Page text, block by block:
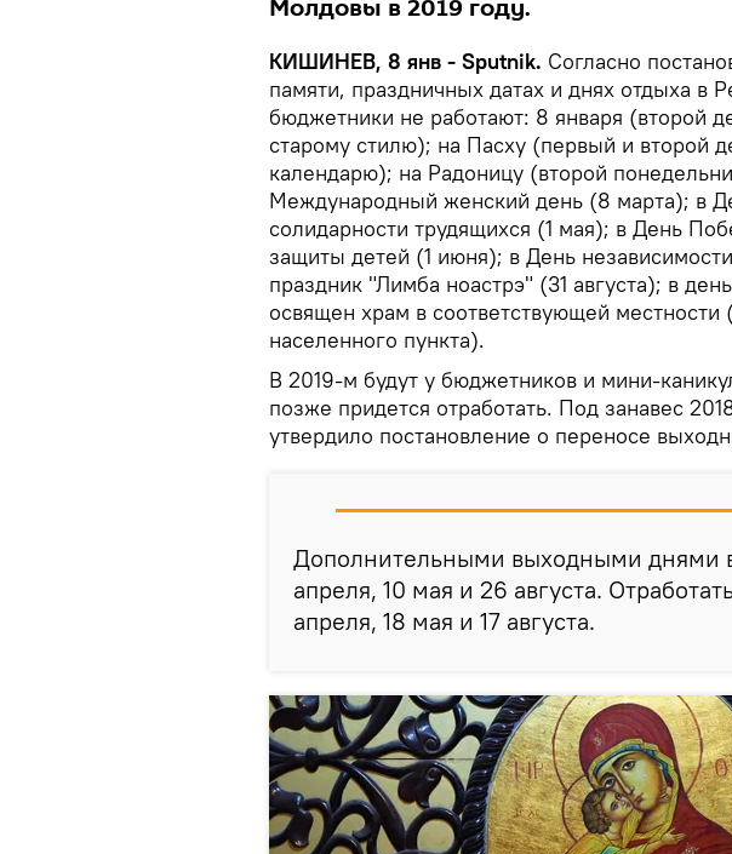
Молдовы в 2019 году.
КИШИНЕВ, 8 янв - Sputnik. Согласно
памяти, праздничных датах и днях отдыха в
бюджетники не работают: 8 января (второй
старому стилю); на Пасху (первый и второй
календарю); на Радоницу (второй
Международный женский день (8 марта); в
солидарности трудящихся (1 мая); в День
защиты детей (1 июня); в День
праздник "Лимба ноастрэ" (31 августа); в
освящен храм в соответствующей местности
населенного пункта).
В 2019-м будут у бюджетников и мини-
позже придется отработать. Под занавес
утвердило постановление о переносе
Дополнительными выходными днями
апреля, 10 мая и 26 августа.
апреля, 18 мая и 17 августа.